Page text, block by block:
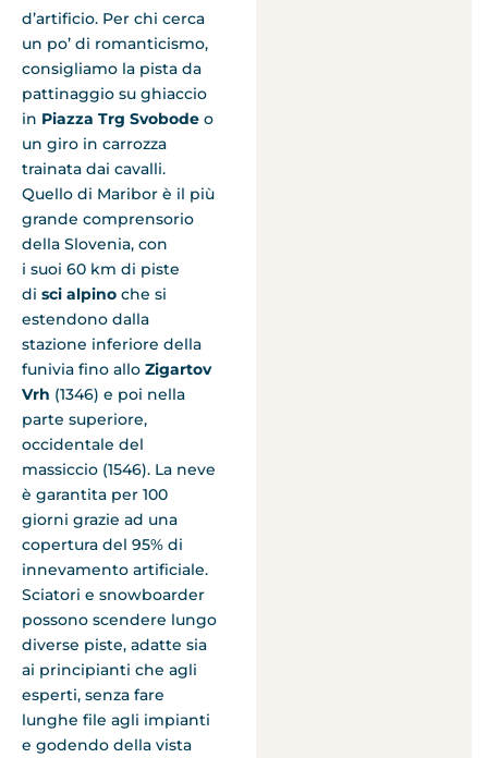
d’artificio. Per chi cerca
un po’ di romanticismo,
consigliamo la pista da
pattinaggio su ghiaccio
in Piazza Trg Svobode o
un giro in carrozza
trainata dai cavalli.
Quello di Maribor è il più
grande comprensorio
della Slovenia, con
i suoi 60 km di piste
di sci alpino che si
estendono dalla
stazione inferiore della
funivia fino allo Zigartov
Vrh (1346) e poi nella
parte superiore,
occidentale del
massiccio (1546). La neve
è garantita per 100
giorni grazie ad una
copertura del 95% di
innevamento artificiale.
Sciatori e snowboarder
possono scendere lungo
diverse piste, adatte sia
ai principianti che agli
esperti, senza fare
lunghe file agli impianti
e godendo della vista